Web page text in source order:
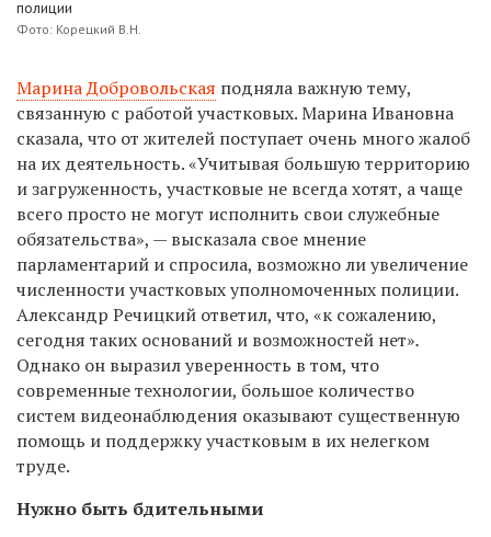
полиции
Фото: Корецкий В.Н.
Марина Добровольская подняла важную тему,
связанную с работой участковых. Марина Ивановна
сказала, что от жителей поступает очень много жалоб
на их деятельность.«Учитывая большую территорию
и загруженность, участковые не всегда хотят, а чаще
всего просто не могут исполнить свои служебные
обязательства», — высказала свое мнение
парламентарий и спросила, возможно ли увеличение
численности участковых уполномоченных полиции.
Александр Речицкий ответил, что, «к сожалению,
сегодня таких оснований и возможностей нет».
Однако он выразил уверенность в том, что
современные технологии, большое количество
систем видеонаблюдения оказывают существенную
помощь и поддержку участковым в их нелегком
труде.
Нужно быть бдительными